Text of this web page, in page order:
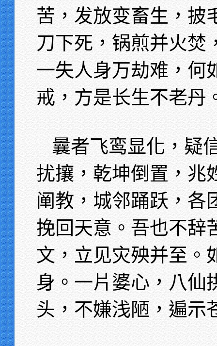
苦，发放变畜生，披
刀下死，锅煎并火焚
一失人身万劫难，何
戒，方是长生不老丹
曩者飞鸾显化，疑
扰攘，乾坤倒置，兆
阐教，城邻踊跃，各
挽回天意。吾也不辞
文，立见灾殃并至。
身。一片婆心，八仙
头，不嫌浅陋，遍示